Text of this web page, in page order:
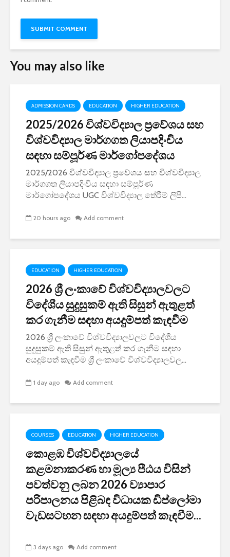
You may also like
ADMISSION CARDS EDUCATION HIGHER EDUCATION
2025/2026 විශ්වවිද්‍යාල ප්‍රවේශය සහ
විශ්වවිද්‍යාල මාර්ගගත ලියාපදිංචිය
සඳහා සම්පූර්ණ මාර්ගෝපදේශය
2025/2026 විශ්වවිද්‍යාල ප්‍රවේශය සහ විශ්වවිද්‍යාල
මාර්ගගත ලියාපදිංචිය සඳහා සම්පූර්ණ
මාර්ගෝපදේශය UGC විශ්වවිද්‍යාල තේරීම් ලිපි...
20 hours ago Add comment
EDUCATION HIGHER EDUCATION
2026 ශ්‍රී ලංකාවේ විශ්වවිද්‍යාලවලට
විදේශීය සුදුසුකම් ඇති සිසුන් ඇතුළත්
කර ගැනීම සඳහා අයදුම්පත් කැඳවීම
2026 ශ්‍රී ලංකාවේ විශ්වවිද්‍යාලවලට විදේශීය
සුදුසුකම් ඇති සිසුන් ඇතුළත් කර ගැනීම සඳහා
අයදුම්පත් කැඳවීම ශ්‍රී ලංකාවේ විශ්වවිද්‍යාලවල...
1 day ago Add comment
COURSES EDUCATION HIGHER EDUCATION
කොළඹ විශ්වවිද්‍යාලයේ
කළමනාකරණ හා මූල්‍ය පීඨය විසින්
පවත්වනු ලබන 2026 ව්‍යාපාර
පරිපාලනය පිළිබඳ විධායක ඩිප්ලෝමා
වැඩසටහන සඳහා අයදුම්පත් කැඳවීම...
3 days ago Add comment